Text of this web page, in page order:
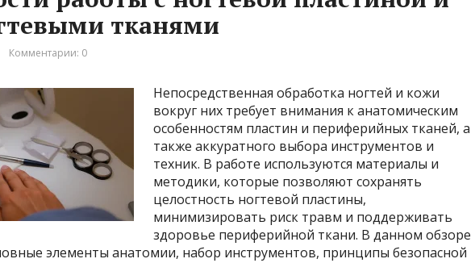
тканями
Комментарии: 0
Непосредственная обработка ногтей и кожи
вокруг них требует внимания к анатомическим
особенностям пластин и периферийных тканей, а
также аккуратного выбора инструментов и
техник. В работе используются материалы и
методики, которые позволяют сохранять
целостность ногтевой пластины,
минимизировать риск травм и поддерживать
здоровье периферийной ткани. В данном обзоре
элементы анатомии, набор инструментов, принципы безопасной